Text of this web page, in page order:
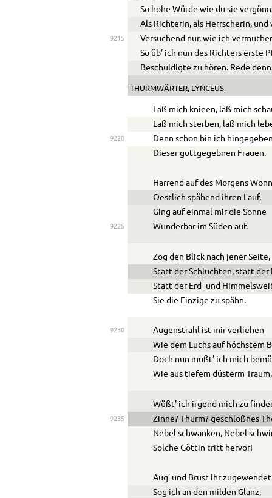
So hohe Würde wie du sie
Als Richterin, als Herrscherin, und
9215
Versuchend nur, wie ich
So üb’ ich nun des Richters erste
Beschuldigte zu hören. Rede
THURMWÄRTER, LYNCEUS.
Laß mich knieen, laß mich
Laß mich sterben, laß mich
9220
Denn schon bin ich
Dieser gottgegebnen Frauen.
Harrend auf des Morgens
Oestlich spähend ihren Lauf,
Ging auf einmal mir die Sonne
9225 Wunderbar im Süden auf.
Zog den Blick nach jener Seite,
Statt der Schluchten, statt der
Statt der Erd- und
Sie die Einzige zu spähn.
9230
Augenstrahl ist mir verliehen
Wie dem Luchs auf höchstem
Doch nun mußt’ ich mich
Wie aus tiefem düsterm Traum.
Wüßt’ ich irgend mich zu
9235
Zinne? Thurm? geschloßnes
Nebel schwanken, Nebel
Solche Göttin tritt hervor!
Aug’ und Brust ihr zugewendet
Sog ich an den milden Glanz,